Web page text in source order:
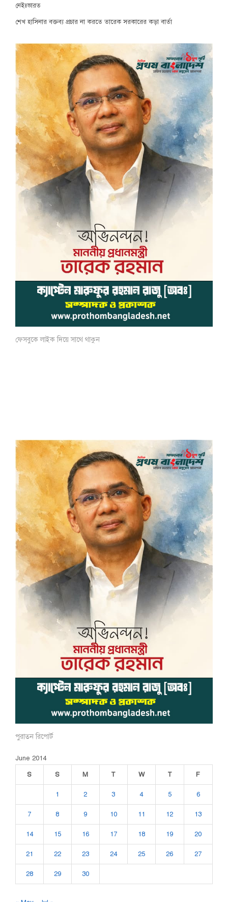
নেইঃভারত
শেখ হাসিনার বক্তব্য প্রচার না করতে তারেক সরকারের কড়া বার্তা
ফেসবুকে লাইক দিয়ে সাথে থাকুন
পুরাতন রিপোর্ট
June 2014
S
S M T W T F
1 2 3 4 5 6
7 8 9 10 11 12 13
14 15 16 17 18 19 20
21 22 23 24 25 26 27
28 29 30